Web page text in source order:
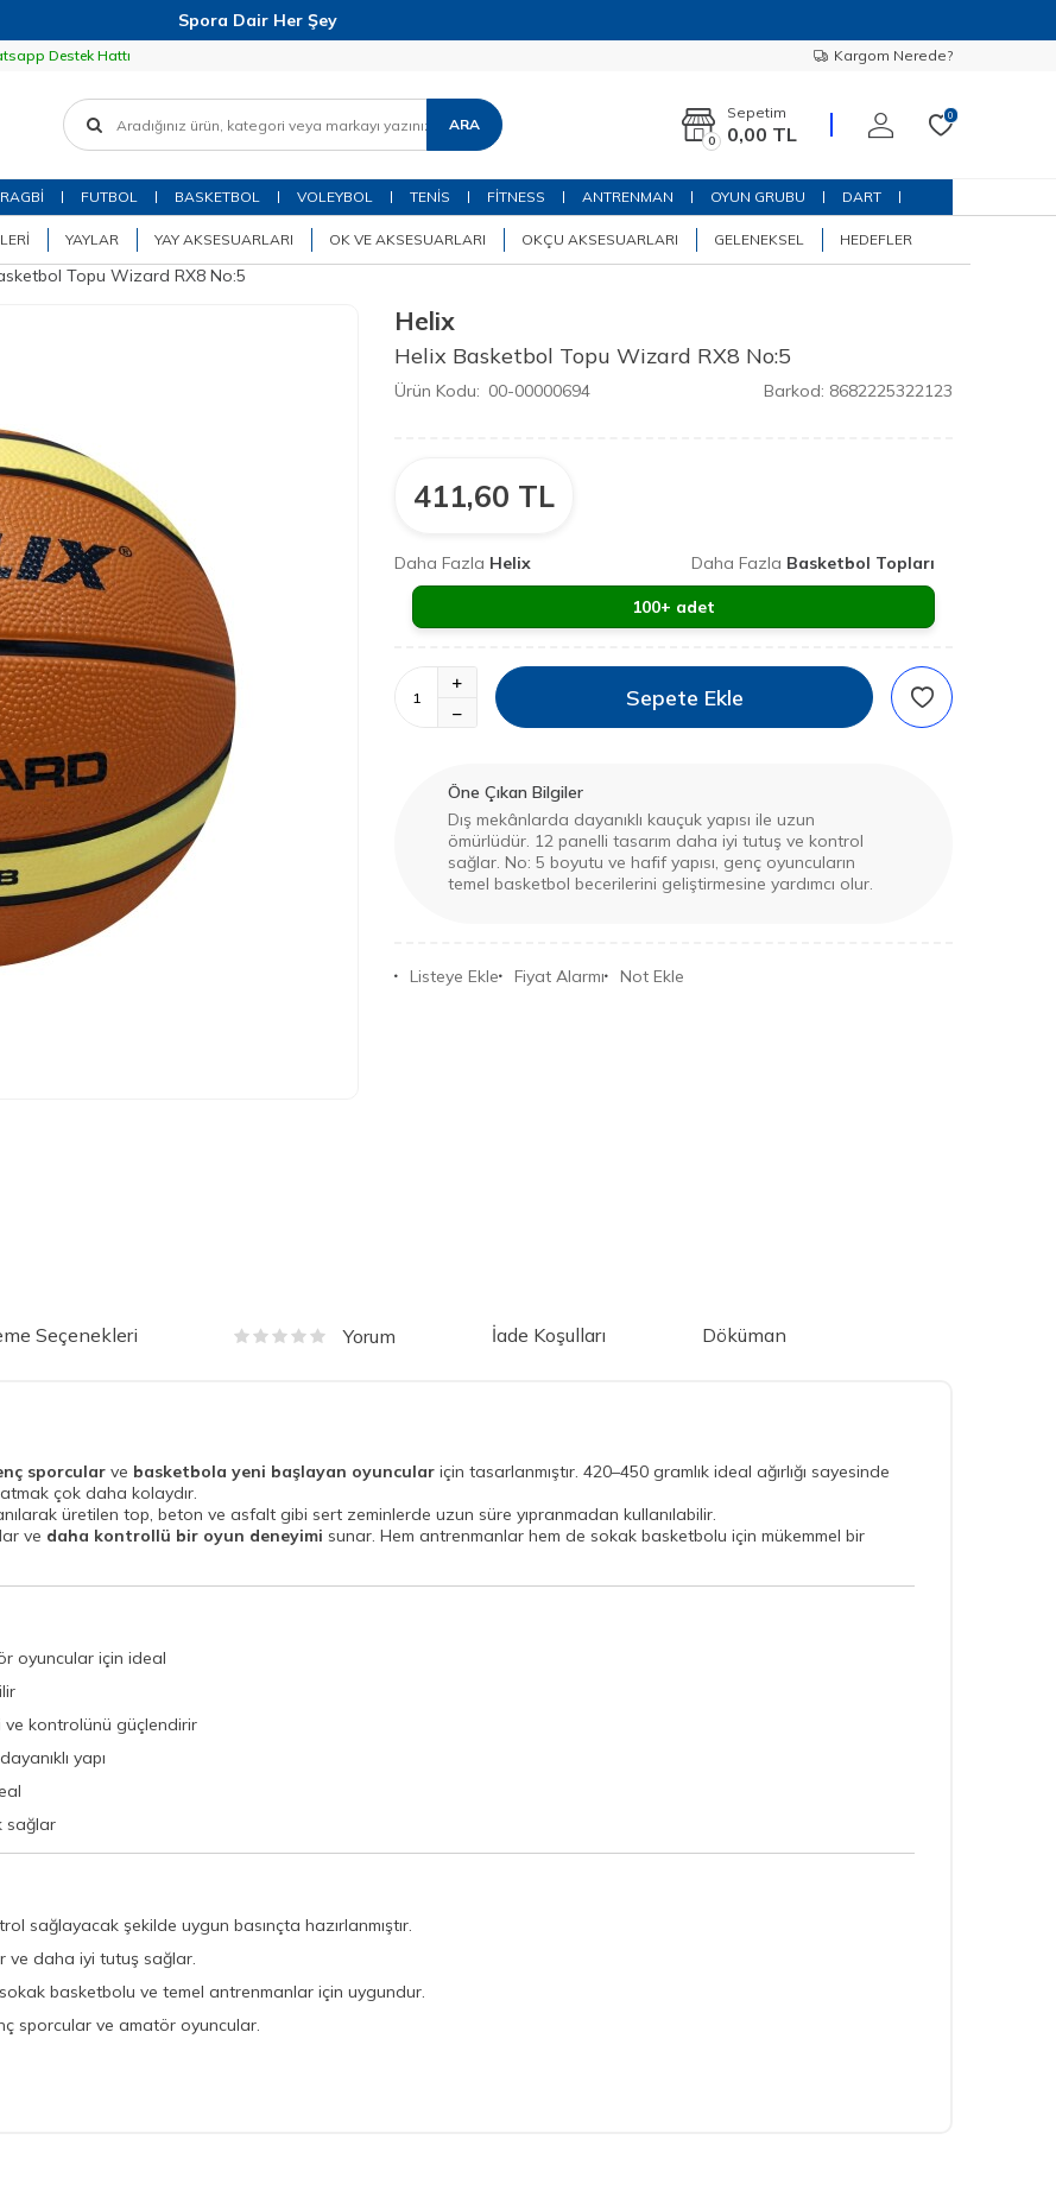
Spora Dair Her Şey
Destek Hattı Kargom Nerede?
ARA
0
Sepetim
0,00 TL
0
RAGBİ FUTBOL BASKETBOL VOLEYBOL TENİS FİTNESS ANTRENMAN OYUN GRUBU DART
YAYLAR YAY AKSESUARLARI OK VE AKSESUARLARI OKÇU AKSESUARLARI GELENEKSEL HEDEFLER
Topu Wizard RX8 No:5
Helix
Helix Basketbol Topu Wizard RX8 No:5
Ürün Kodu: 00-00000694 Barkod: 8682225322123
411,60 TL
Daha Fazla Helix Daha Fazla Basketbol Topları
100+ adet
Sepete Ekle
Öne Çıkan Bilgiler
Dış mekânlarda dayanıklı kauçuk yapısı ile uzun
ömürlüdür. 12 panelli tasarım daha iyi tutuş ve kontrol
sağlar. No: 5 boyutu ve hafif yapısı, genç oyuncuların
temel basketbol becerilerini geliştirmesine yardımcı olur.
Listeye Ekle Fiyat Alarmı Not Ekle
Seçenekleri Yorum İade Koşulları Döküman
sporcular ve basketbola yeni başlayan oyuncular için tasarlanmıştır. 420–450 gramlık ideal ağırlığı sayesinde
çok daha kolaydır.
üretilen top, beton ve asfalt gibi sert zeminlerde uzun süre yıpranmadan kullanılabilir.
ve daha kontrollü bir oyun deneyimi sunar. Hem antrenmanlar hem de sokak basketbolu için mükemmel bir
oyuncular için ideal
ve kontrolünü güçlendirir
yapı
sağlar
sağlayacak şekilde uygun basınçta hazırlanmıştır.
ve daha iyi tutuş sağlar.
basketbolu ve temel antrenmanlar için uygundur.
sporcular ve amatör oyuncular.